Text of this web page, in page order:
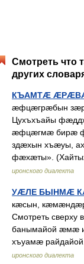
Смотреть
других
КЪАМТÆ
æфцæгрæбын
Цухъхъайы
æфцæгмæ бирæ
здæхын хъæуы,
фæхæты».
иронского диалекта
УÆЛЕ БЫНМÆ
кæсын,
Смотреть
банымайой æмæ
хъуамæ
иронского диалекта